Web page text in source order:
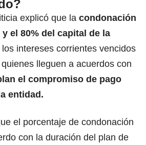
explicó que la condonación
el 80% del capital de la
intereses corrientes vencidos
lleguen a acuerdos con
el compromiso de pago
entidad.
el porcentaje de condonación
con la duración del plan de